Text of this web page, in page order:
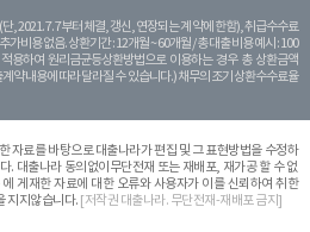
, 2021. 7. 7부터 체결, 갱신, 연장되는 계 약에 한함), 취급수수료
비용 없음. 상환기간 : 12개월 ~ 60개월 / 총 대출 비용 예시 : 100
용하여 원리금균등상환방법으로 이용하는 경우 총 상환금액
약 내용에 따라 달라질 수 있습니다.) 채무의 조기 상환수수료율
자료를 바탕으로 대출나라가 편집 및 그 표현방법을 수정하
. 대출나라 동의없이무단전재 또는 재배포, 재가공 할 수 없
에 게재한 자료에 대한 오류와 사용자가 이를 신뢰하여 취한
지지않습니다. [저작권 대출나라. 무단전재-재배포 금지]